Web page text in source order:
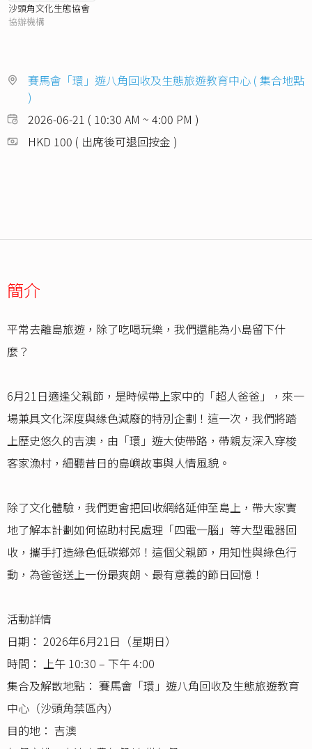
沙頭角文化生態協會
協辦機構
賽馬會「環」遊八角回收及生態旅遊教育中心 ( 集合地點
)
2026-06-21 ( 10:30 AM ~ 4:00 PM )
HKD 100 ( 出席後可退回按金 )
簡介
平常去離島旅遊，除了吃喝玩樂，我們還能為小島留下什
麼？
6月21日適逢父親節，是時候帶上家中的「超人爸爸」，來一
場兼具文化深度與緣色減廢的特別企劃！這一次，我們將踏
上歷史悠久的吉澳，由「環」遊大使帶路，帶親友深入穿梭
客家漁村，細聽昔日的島嶼故事與人情風貌。
除了文化體驗，我們更會把回收網絡延伸至島上，帶大家實
地了解本計劃如何協助村民處理「四電一腦」等大型電器回
收，攜手打造綠色低碳鄉郊！這個父親節，用知性與綠色行
動，為爸爸送上一份最爽朗、最有意義的節日回憶！
活動詳情
日期： 2026年6月21日（星期日）
時間： 上午 10:30 – 下午 4:00
集合及解散地點： 賽馬會「環」遊八角回收及生態旅遊教育
中心（沙頭角禁區內）
目的地： 吉澳